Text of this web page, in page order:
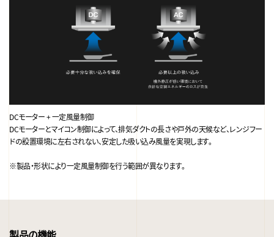
DCモーター + 一定風量制御
DCモーターとマイコン制御によって、排気ダクトの長さや戸外の天候など、レンジフー
ドの設置環境に左右されない、安定した吸い込み風量を実現します。
※製品・形状により一定風量制御を行う範囲が異なります。